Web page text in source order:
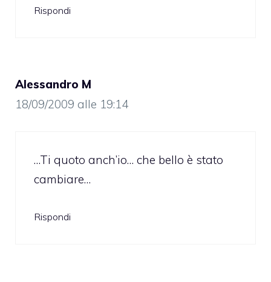
Rispondi
Alessandro M
18/09/2009 alle 19:14
…Ti quoto anch’io… che bello è stato
cambiare…
Rispondi